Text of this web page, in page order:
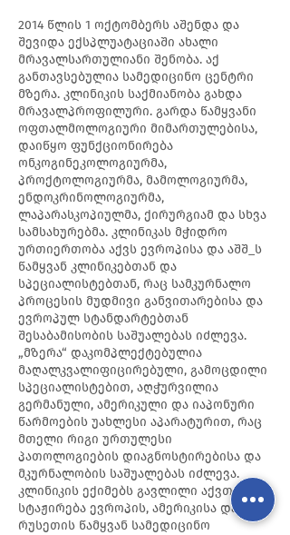
2014 წლის 1 ოქტომბერს აშენდა და
შევიდა ექსპლუატაციაში ახალი
მრავალსართულიანი შენობა. აქ
განთავსებულია სამედიცინო ცენტრი
მზერა. კლინიკის საქმიანობა გახდა
მრავალპროფილური. გარდა წამყვანი
ოფთალმოლოგიური მიმართულებისა,
დაიწყო ფუნქციონირება
ონკოგინეკოლოგიურმა,
პროქტოლოგიურმა, მამოლოგიურმა,
ენდოკრინოლოგიურმა,
ლაპარასკოპიულმა, ქირურგიამ და სხვა
სამსახურებმა. კლინიკას მჭიდრო
ურთიერთობა აქვს ევროპისა და აშშ_ს
წამყვან კლინიკებთან და
სპეციალისტებთან, რაც სამკურნალო
პროცესის მუდმივი განვითარებისა და
ევროპულ სტანდარტებთან
შესაბამისობის საშუალებას იძლევა.
„მზერა“ დაკომპლექტებულია
მაღალკვალიფიცირებული, გამოცდილი
სპეციალისტებით, აღჭურვილია
გერმანული, ამერიკული და იაპონური
წარმოების უახლესი აპარატურით, რაც
მთელი რიგი ურთულესი
პათოლოგიების დიაგნოსტირებისა და
მკურნალობის საშუალებას იძლევა.
კლინიკის ექიმებს გავლილი აქვთ
სტაჟირება ევროპის, ამერიკისა და
რუსეთის წამყვან სამედიცინო